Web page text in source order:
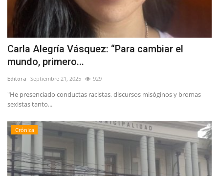
Política
Espectáculos
Carla Alegría Vásquez: “Para cambiar el
mundo, primero...
Editora Septiembre 21, 2025 929
"He presenciado conductas racistas, discursos misóginos y bromas
sexistas tanto...
Crónica